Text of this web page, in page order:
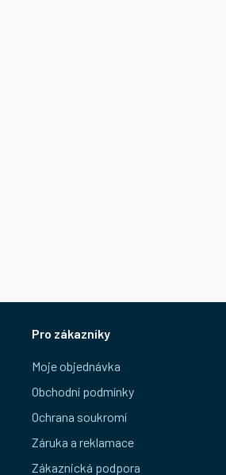
Pro zákazníky
Moje objednávka
Obchodní podmínky
Ochrana soukromí
Záruka a reklamace
Zákaznická podpora